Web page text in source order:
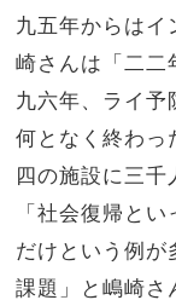
九五年からはイ
崎さんは「二二
九六年、ライ予
何となく終わっ
四の施設に三千
「社会復帰と
だけという例が
課題」と嶋崎さ